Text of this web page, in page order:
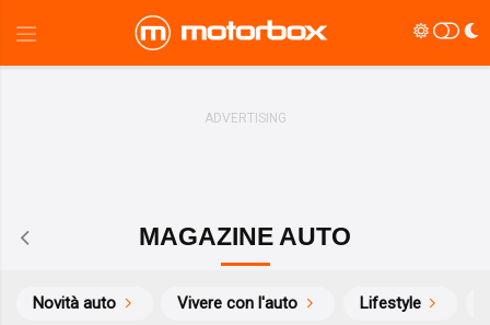
MAGAZINE AUTO
Novità auto Vivere con l'auto Lifestyle